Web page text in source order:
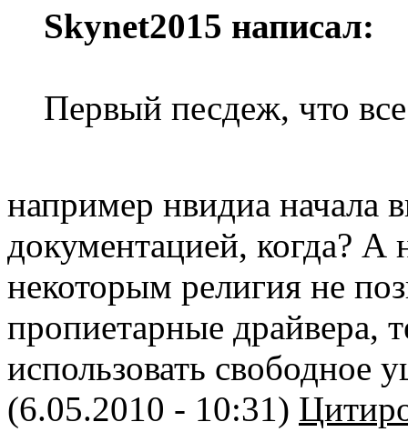
Skynet2015 написал:
Первый песдеж, что
например нвидиа начала
документацией, когда? А
некоторым религия не
пропиетарные драйвера,
использовать свободное
(6.05.2010 - 10:31)